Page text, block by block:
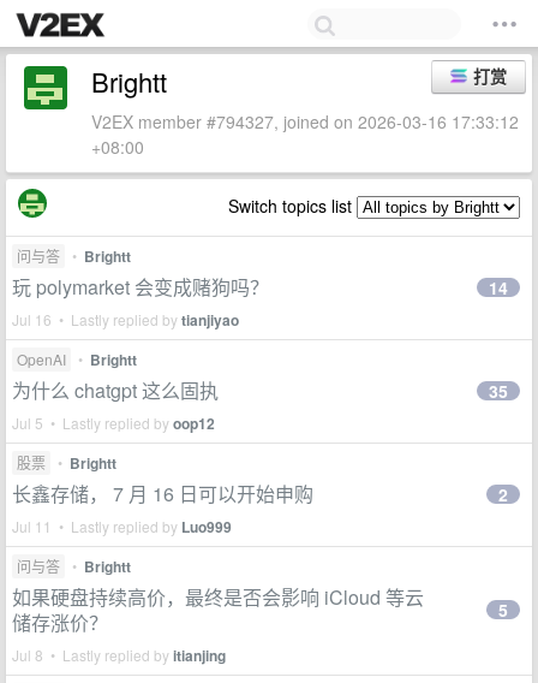
打赏
Brightt
V2EX member #794327, joined on 2026-03-16 17:33:12
+08:00
Switch topics list
问与答 • Brightt
玩 polymarket 会变成赌狗吗？
Jul 16 • Lastly replied bytianjiyao
14
OpenAI • Brightt
为什么 chatgpt 这么固执
Jul 5 • Lastly replied byoop12
35
股票 • Brightt
长鑫存储， 7 月 16 日可以开始申购
Jul 11 • Lastly replied by Luo999
2
问与答 • Brightt
如果硬盘持续高价，最终是否会影响 iCloud 等云
储存涨价？
Jul 8 • Lastly replied byitianjing
5